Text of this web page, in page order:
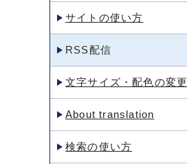
サイトの使い方
RSS配信
文字サイズ・配色の変更
About translation
検索の使い方